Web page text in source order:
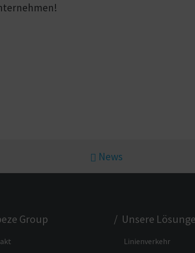
News
Group / Unsere
Linienverkehr